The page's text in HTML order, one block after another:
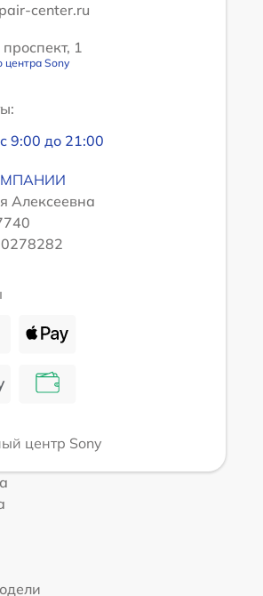
center.ru
1
центра Sony
9:00 до 21:00
Алексеевна
центр Sony